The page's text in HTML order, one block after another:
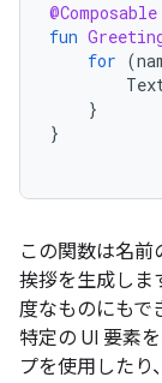
@Composable
fun
for (
}
}
この関数は名
挨拶を生成しま
度なものにもで
特定の UI 要素
プを使用したり